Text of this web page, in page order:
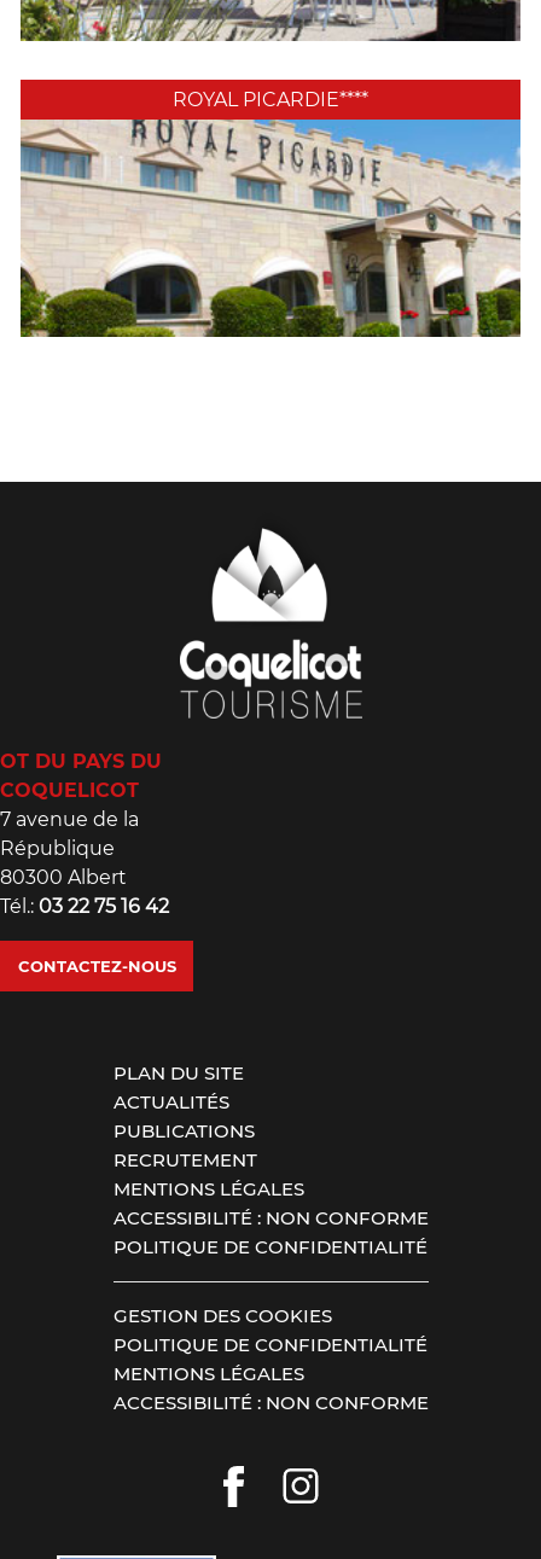
ROYAL PICARDIE****
OT DU PAYS DU
COQUELICOT
7 avenue de la
République
80300 Albert
Tél.: 03 22 75 16 42
CONTACTEZ-NOUS
PLAN DU SITE
ACTUALITÉS
PUBLICATIONS
RECRUTEMENT
MENTIONS LÉGALES
ACCESSIBILITÉ : NON CONFORME
POLITIQUE DE CONFIDENTIALITÉ
GESTION DES COOKIES
POLITIQUE DE CONFIDENTIALITÉ
MENTIONS LÉGALES
ACCESSIBILITÉ : NON CONFORME